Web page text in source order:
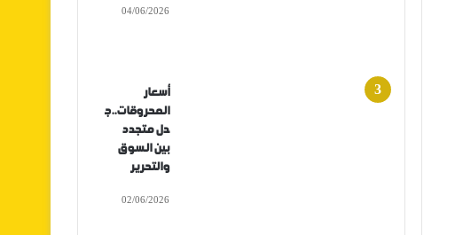
04/06/2026
أسعار
المحروقات..ج
دل متجدد
بين السوق
والتحرير
02/06/2026